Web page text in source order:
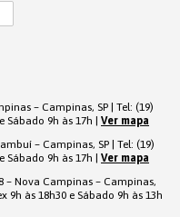
– Campinas, SP | Tel: (19)
Sábado 9h às 17h | Ver mapa
– Campinas, SP | Tel: (19)
Sábado 9h às 17h | Ver mapa
– Nova Campinas – Campinas,
9h às 18h30 e Sábado 9h às 13h